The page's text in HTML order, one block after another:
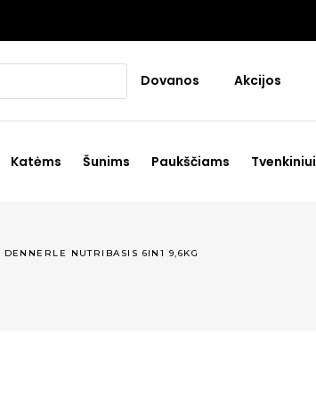
Dovanos Akcijos
Katėms Šunims Paukščiams Tvenkiniui
DENNERLE NUTRIBASIS 6IN1 9,6KG